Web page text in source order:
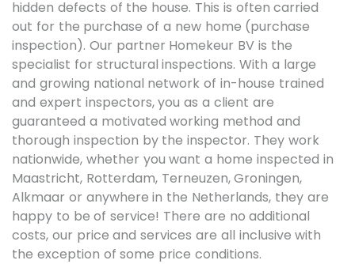
hidden defects of the house. This is often carried
out for the purchase of a new home (purchase
inspection). Our partner Homekeur BV is the
specialist for structural inspections. With a large
and growing national network of in-house trained
and expert inspectors, you as a client are
guaranteed a motivated working method and
thorough inspection by the inspector. They work
nationwide, whether you want a home inspected in
Maastricht, Rotterdam, Terneuzen, Groningen,
Alkmaar or anywhere in the Netherlands, they are
happy to be of service! There are no additional
costs, our price and services are all inclusive with
the exception of some price conditions.